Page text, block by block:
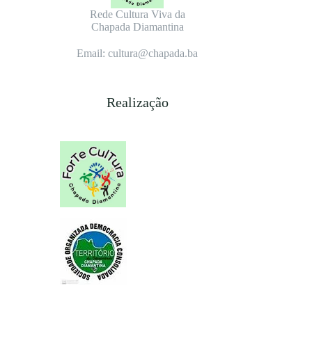
Rede Cultura Viva da
Chapada Diamantina
Email: cultura@chapada.ba
Realização